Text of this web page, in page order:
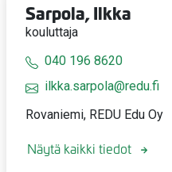
Sarpola, Ilkka
kouluttaja
040 196 8620
ilkka.sarpola@redu.fi
Rovaniemi, REDU Edu Oy
Näytä kaikki tiedot